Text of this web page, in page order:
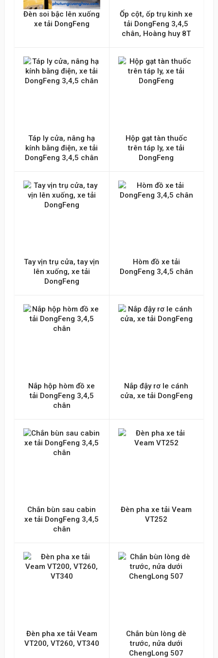
Đèn soi bậc lên xuống
xe tải DongFeng
Ốp cột, ốp trụ kinh xe
tải DongFeng 3,4,5
chân, Hoàng huy 8T
Táp ly cửa, nâng hạ
kính bằng điện, xe tải
DongFeng 3,4,5 chân
Hộp gạt tàn thuốc
trên táp ly, xe tải
DongFeng
Tay vịn trụ cửa, tay vịn
lên xuống, xe tải
DongFeng
Hòm đồ xe tải
DongFeng 3,4,5 chân
Nắp hộp hòm đồ xe
tải DongFeng 3,4,5
chân
Nắp đậy rơ le cánh
cửa, xe tải DongFeng
Chắn bùn sau cabin
xe tải DongFeng 3,4,5
chân
Đèn pha xe tải Veam
VT252
Đèn pha xe tải Veam
VT200, VT260, VT340
Chắn bùn lòng dè
trước, nửa dưới
ChengLong 507